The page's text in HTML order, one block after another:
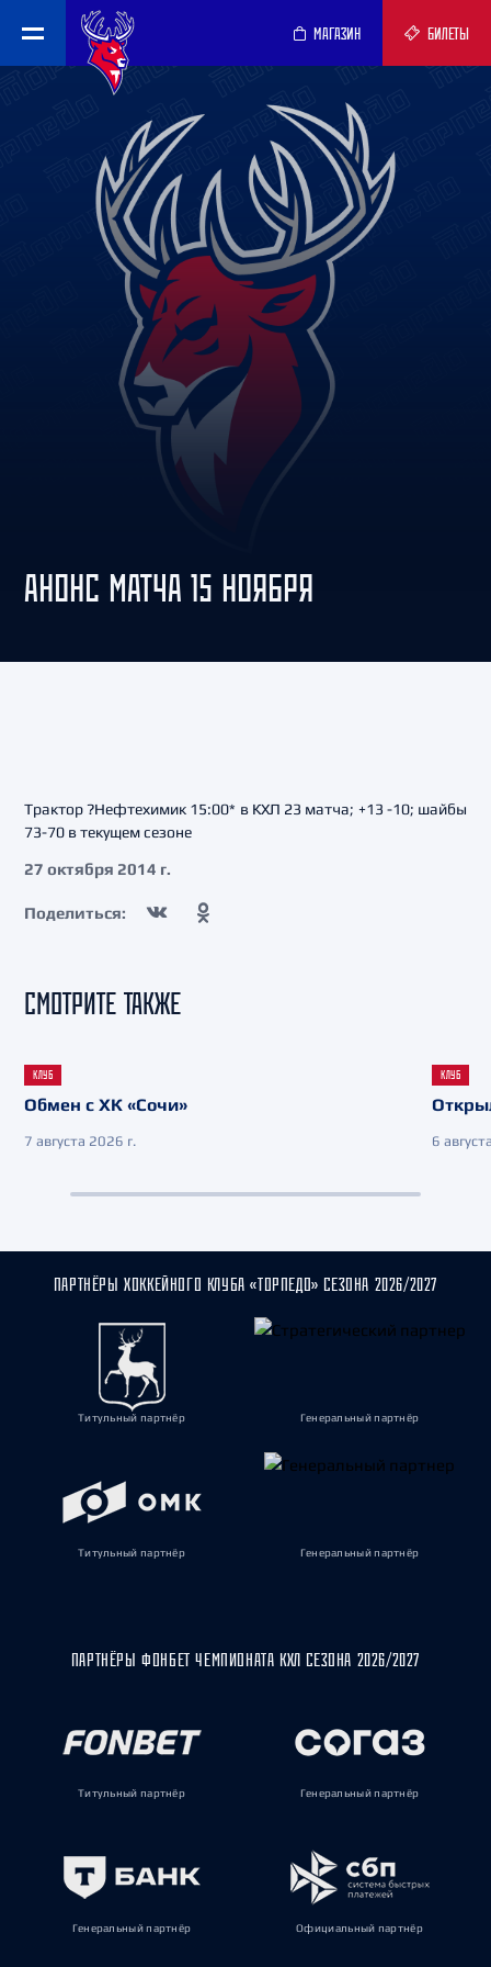
МАГАЗИН БИЛЕТЫ
АНОНС МАТЧА 15 НОЯБРЯ
Трактор ?Нефтехимик 15:00* в КХЛ 23 матча; +13 -10; шайбы
73-70 в текущем сезоне
27 октября 2014 г.
Поделиться:
СМОТРИТЕ ТАКЖЕ
КЛУБ
Обмен с ХК «Сочи»
7 августа 2026 г.
КЛУБ
6
ПАРТНЁРЫ ХОККЕЙНОГО КЛУБА «ТОРПЕДО» СЕЗОНА 2026/2027
Титульный партнёр Генеральный партнёр
Титульный партнёр Генеральный партнёр
ПАРТНЁРЫ ФОНБЕТ ЧЕМПИОНАТА КХЛ СЕЗОНА 2026/2027
Титульный партнёр Генеральный партнёр
Генеральный партнёр Официальный партнёр